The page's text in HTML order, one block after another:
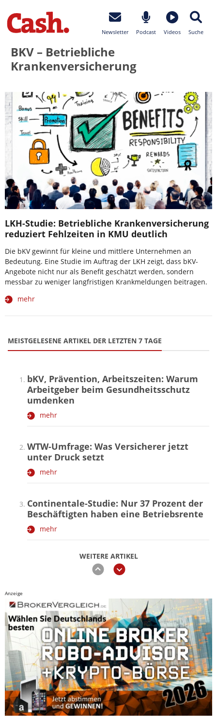
Newsletter Podcast Videos Suche
BKV – Betriebliche
Krankenversicherung
LKH-Studie: Betriebliche Krankenversicherung
reduziert Fehlzeiten in KMU deutlich
Die bKV gewinnt für kleine und mittlere Unternehmen an
Bedeutung. Eine Studie im Auftrag der LKH zeigt, dass bKV-
Angebote nicht nur als Benefit geschätzt werden, sondern
messbar zu weniger langfristigen Krankmeldungen beitragen.
mehr
MEISTGELESENE ARTIKEL DER LETZTEN 7 TAGE
WEITERE ARTIKEL
zurückweiter
bKV, Prävention, Arbeitszeiten: Warum
Arbeitgeber beim Gesundheitsschutz
umdenken
mehr
WTW-Umfrage: Was Versicherer jetzt
unter Druck setzt
mehr
Continentale-Studie: Nur 37 Prozent der
Beschäftigten haben eine Betriebsrente
mehr
Anzeige